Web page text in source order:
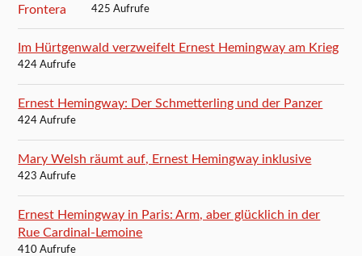
425 Aufrufe
Im Hürtgenwald verzweifelt Ernest Hemingway am Krieg
424 Aufrufe
Ernest Hemingway: Der Schmetterling und der Panzer
424 Aufrufe
Mary Welsh räumt auf, Ernest Hemingway inklusive
423 Aufrufe
Ernest Hemingway in Paris: Arm, aber glücklich in der
Rue Cardinal-Lemoine
410 Aufrufe